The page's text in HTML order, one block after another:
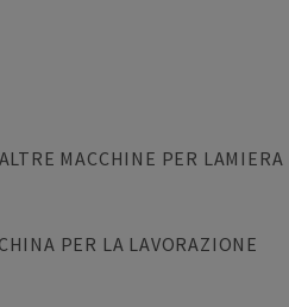
ALTRE MACCHINE PER LAMIERA
PER LA LAVORAZIONE